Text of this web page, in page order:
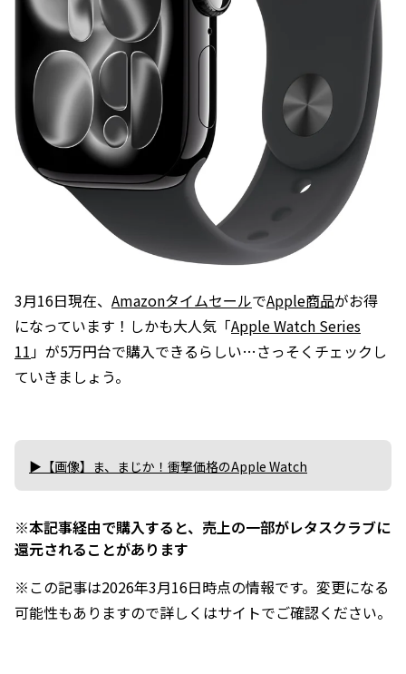
3月16日現在、 AmazonタイムセールでApple商品がお得
になっています！しかも大人気「Apple Watch Series
11」が5万円台で購入できるらしい…さっそくチェックし
ていきましょう。
▶【画像】ま、まじか！衝撃価格のApple Watch
※本記事経由で購入すると、売上の一部がレタスクラブに
還元されることがあります
※この記事は2026年3月16日時点の情報です。変更になる
可能性もありますので詳しくはサイトでご確認ください。